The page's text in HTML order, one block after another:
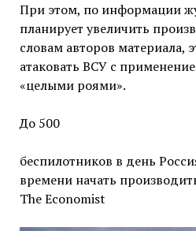
При этом, по информации
планирует увеличить
словам авторов материала,
атаковать ВСУ с
«целыми роями».
До 500
беспилотников в день
времени начать
The Economist